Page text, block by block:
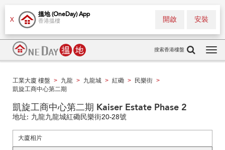
X
搵地 (OneDay) App
香港搵樓 安裝
開啟
搜索香港樓盤
工業大廈 樓盤 > 九龍 > 九龍城 > 紅磡 > 民樂街 >
凱旋工商中心第二期
凱旋工商中心第二期 Kaiser Estate Phase 2
地址: 九龍九龍城紅磡民樂街20-28號
大廈相片